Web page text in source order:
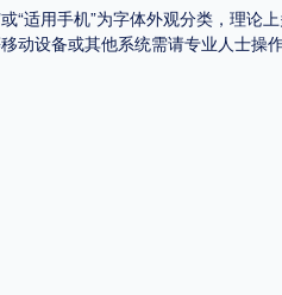
“适用手机”为字体外观分类，理论
动设备或其他系统需请专业人士